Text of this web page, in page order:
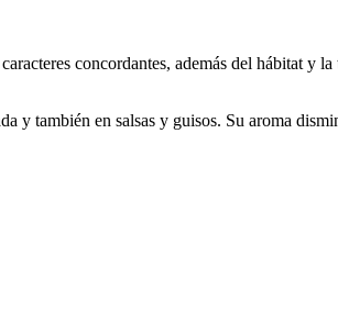
concordantes, además del hábitat
y también en salsas y guisos. Su aroma